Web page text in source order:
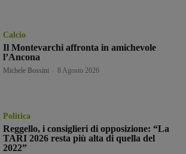
Calcio
Il Montevarchi affronta in amichevole
l’Ancona
Michele Bossini 8 Agosto 2026
Politica
Reggello, i consiglieri di opposizione: “La
TARI 2026 resta più alta di quella del
2022”